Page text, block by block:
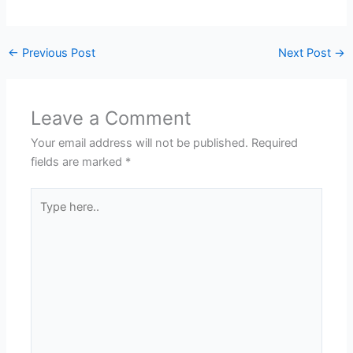
← Previous Post Next Post →
Leave a Comment
Your email address will not be published. Required
fields are marked *
here..